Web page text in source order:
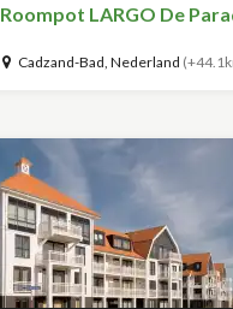
Roompot LARGO De
Cadzand-Bad, Nederland